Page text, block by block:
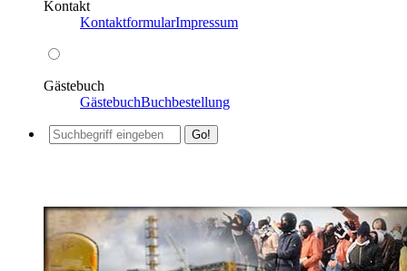
Kontakt
KontaktformularImpressum
Gästebuch
GästebuchBuchbestellung